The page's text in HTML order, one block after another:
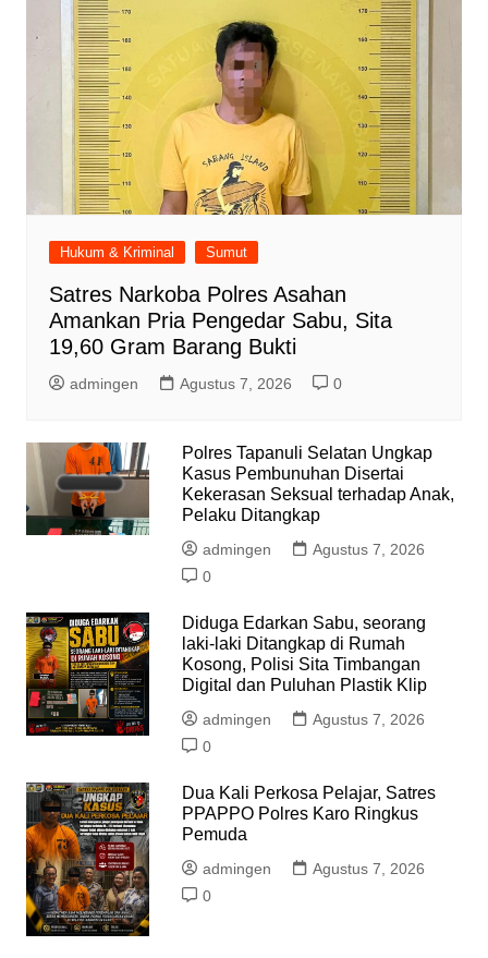
Hukum & Kriminal Sumut
Satres Narkoba Polres Asahan
Amankan Pria Pengedar Sabu, Sita
19,60 Gram Barang Bukti
admingen Agustus 7, 2026 0
Polres Tapanuli Selatan Ungkap
Kasus Pembunuhan Disertai
Kekerasan Seksual terhadap Anak,
Pelaku Ditangkap
admingen
Agustus 7, 2026
0
Diduga Edarkan Sabu, seorang
laki-laki Ditangkap di Rumah
Kosong, Polisi Sita Timbangan
Digital dan Puluhan Plastik Klip
admingen
Agustus 7, 2026
0
Dua Kali Perkosa Pelajar, Satres
PPAPPO Polres Karo Ringkus
Pemuda
admingen
Agustus 7, 2026
0